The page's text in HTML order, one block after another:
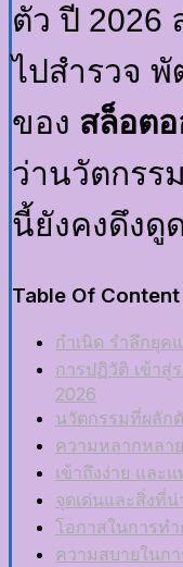
ตัว ปี 2026
ไปสำรวจ
ของ สล็อต
ว่านวัตกรร
นี้ยังคงดึงดู
Table Of Content
กำเนิด รำลึกยุค
การปฏิวัติ เข้า
2026
นวัตกรรมที่ผลัก
ความหลากหลา
เข้าถึงง่าย และ
จุดเด่นและสิ่งที่
โอกาสในการท
ความสบายในกา